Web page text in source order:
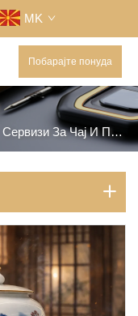
MK
Побарајте понуда
Сервизи За Чaј И Порцелан